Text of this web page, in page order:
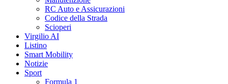
RC Auto e Assicurazioni
Codice della Strada
Scioperi
Virgilio AI
Listino
Smart Mobility
Notizie
Sport
Formula 1